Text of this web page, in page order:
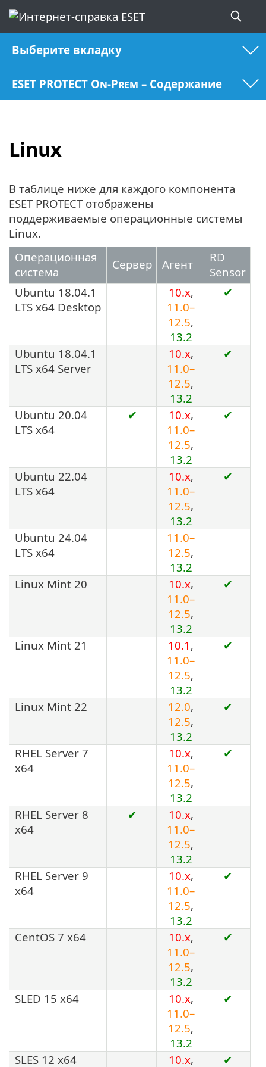
Выберите вкладку
ESET PROTECT On-Prem – Содержание
Linux
В таблице ниже для каждого компонента
ESET PROTECT отображены
поддерживаемые операционные системы
Linux.
Операционная
система
Сервер Агент
RD
Sensor
Ubuntu 18.04.1
LTS x64 Desktop
10.x,
11.0–
12.5,
13.2
✔
Ubuntu 18.04.1
LTS x64 Server
10.x,
11.0–
12.5,
13.2
✔
Ubuntu 20.04
LTS x64
✔ 10.x,
11.0–
12.5,
13.2
✔
Ubuntu 22.04
LTS x64
10.x,
11.0–
12.5,
13.2
✔
Ubuntu 24.04
LTS x64
11.0–
12.5,
13.2
Linux Mint 20
10.x,
11.0–
12.5,
13.2
✔
Linux Mint 21 10.1 ,
11.0–
12.5,
13.2
✔
Linux Mint 22 12.0,
12.5,
13.2
✔
RHEL Server 7
x64
10.x,
11.0–
12.5,
13.2
✔
RHEL Server 8
x64
✔ 10.x,
11.0–
12.5,
13.2
RHEL Server 9
x64
10.x,
11.0–
12.5,
13.2
✔
CentOS 7 x64 10.x,
11.0–
12.5,
13.2
✔
SLED 15 x64 10.x,
11.0–
12.5,
13.2
✔
SLES 12 x64 10.x,
✔